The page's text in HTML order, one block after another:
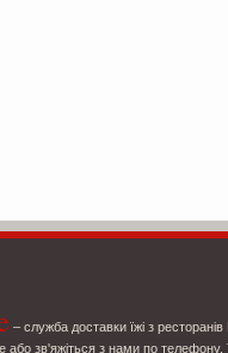
– служба доставки їжі з
або зв'яжіться з нами по